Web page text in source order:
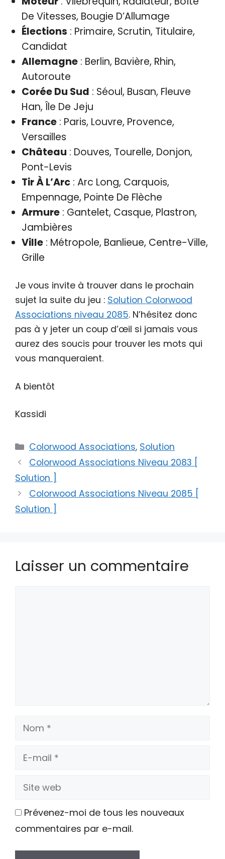
De Vitesses, Bougie D’Allumage
Élections : Primaire, Scrutin, Titulaire,
Candidat
Allemagne: Berlin, Bavière, Rhin,
Autoroute
Corée Du Sud : Séoul, Busan, Fleuve
Han, Île De Jeju
France: Paris, Louvre, Provence,
Versailles
Château : Douves, Tourelle, Donjon,
Pont-Levis
Tir À L’Arc: Arc Long, Carquois,
Empennage, Pointe De Flèche
Armure: Gantelet, Casque, Plastron,
Jambières
Ville: Métropole, Banlieue, Centre-Ville,
Grille
Je vous invite à trouver dans le prochain
sujet la suite du jeu : Solution Colorwood
Associations niveau 2085. N’hésitez donc
pas à y jeter un coup d’œil si jamais vous
aurez des soucis pour trouver les mots qui
vous manqueraient.
A bientôt
Kassidi
Catégories
Colorwood Associations, Solution
Colorwood Associations Niveau 2083 [
Solution ]
Colorwood Associations Niveau 2085 [
Solution ]
Laisser un commentaire
Nom
E-
Site
Prévenez-moi de tous les nouveaux
commentaires par e-mail.